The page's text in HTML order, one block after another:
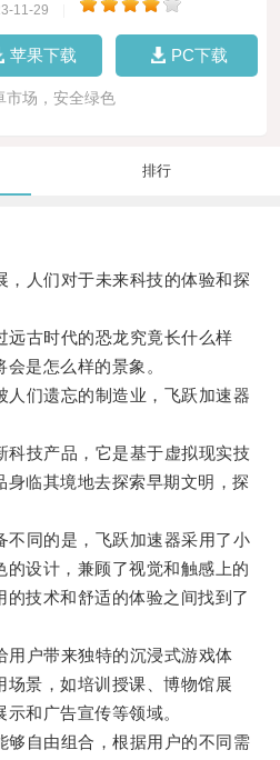
11-29
苹果下载 PC下载
市场，安全绿色
排行
人们对于未来科技的体验和探
古时代的恐龙究竟长什么样
是怎么样的景象。
们遗忘的制造业，飞跃加速器
技产品，它是基于虚拟现实技
身临其境地去探索早期文明，探
同的是，飞跃加速器采用了小
的设计，兼顾了视觉和触感上的
技术和舒适的体验之间找到了
户带来独特的沉浸式游戏体
场景，如培训授课、博物馆展
和广告宣传等领域。
自由组合，根据用户的不同需